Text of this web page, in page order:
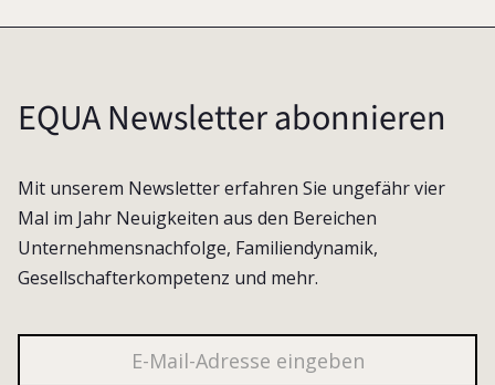
EQUA Newsletter abonnieren
Mit unserem Newsletter erfahren Sie ungefähr vier
Mal im Jahr Neuigkeiten aus den Bereichen
Unternehmensnachfolge, Familiendynamik,
Gesellschafterkompetenz und mehr.